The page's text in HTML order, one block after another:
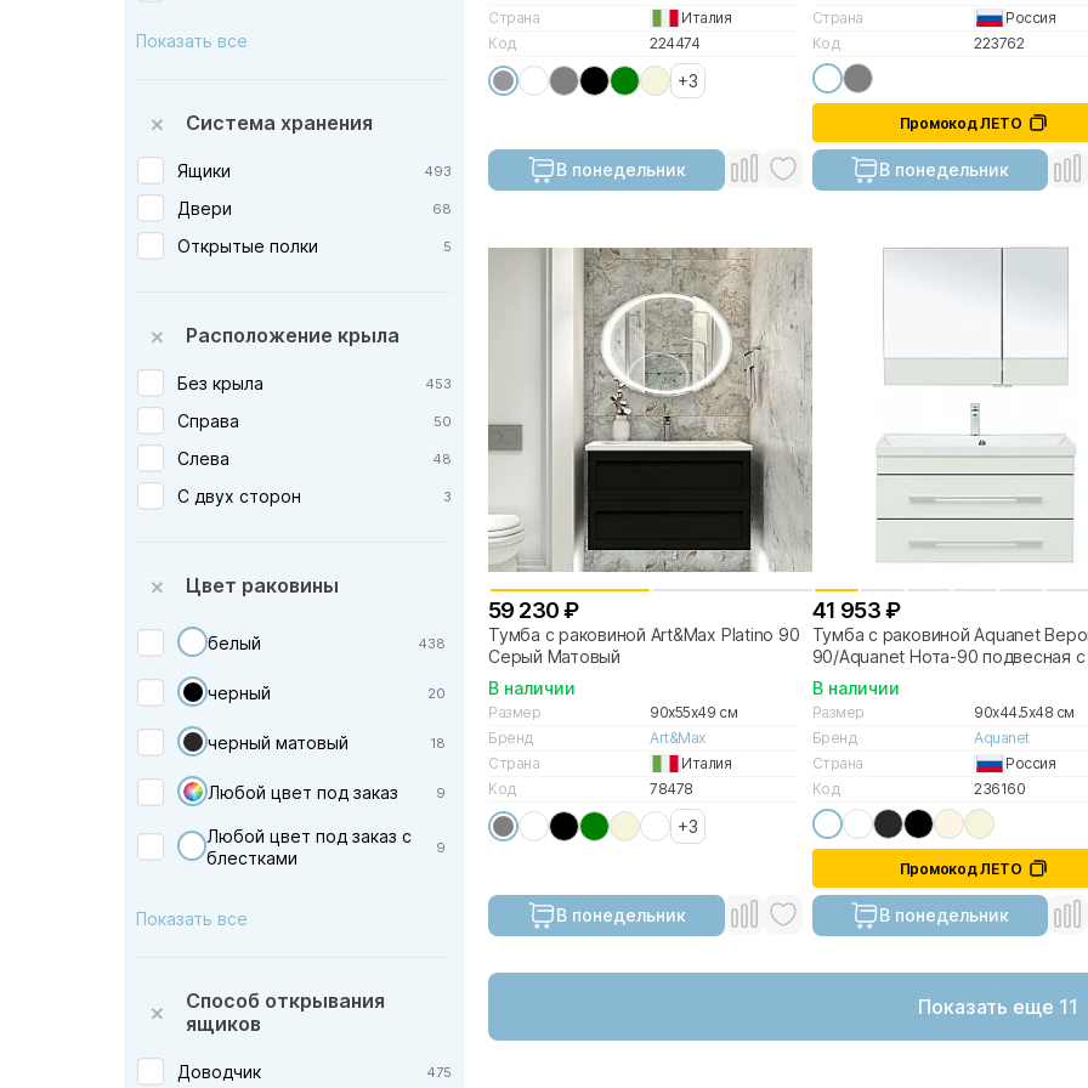
Vincea — Италия
Опадирис — Россия
AM.PM — Германия
Abber — Германия
Aquatek — Россия
Burlington — Англия
Cersanit — Польша
CeruttiSpa — Италия
Creavit — Турция
Damixa — Дания
Excellent — Польша
IDDIS — Россия
Ideal Standard — Германия
Jacob Delafon — Франция
Kerasan — Италия
Keuco — Германия
Laufen — Швейцария
Lotos — Россия
Orans — Германия
искусственный камень
влдсп
ЛМДФ
Кварц
Показать все
Система хранения
Ящики 493
Двери 68
Открытые полки 5
Расположение крыла
Без крыла 453
Справа 50
Слева 48
С двух сторон 3
Цвет раковины
белый 438
черный 20
черный матовый 18
Любой цвет под заказ 9
Любой цвет под заказ с
блестками
9
коричневый
Показать все
Способ открывания
ящиков
Доводчик 475
Страна
Италия
Код
224474
+3
В понедельник
Страна
Россия
Код
223762
Промокод ЛЕТО
В понедельник
59 230 ₽
Тумба с раковиной Art&Max Platino 90
Серый Матовый
В наличии
Размер
90x55x49 см
Бренд
Art&Max
Страна
Италия
Код
78478
+3
В понедельник
41 953 ₽
Тумба с раковиной Aquanet
90/Aquanet Нота-90 подвесная с
ящиками белая глянцевая
В наличии
Размер
90x44.5x48 см
Бренд
Aquanet
Страна
Россия
Код
236160
Промокод ЛЕТО
В понедельник
Показать еще 11